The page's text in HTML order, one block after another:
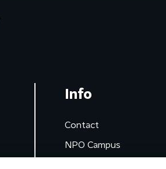
Info
Contact
NPO Campus